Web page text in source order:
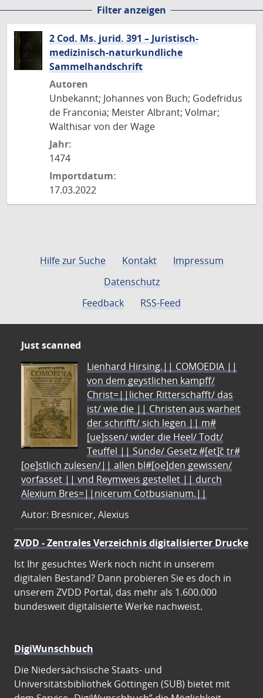
Filter anzeigen
2 Cod. Ms. jurid. 391 – Juristisch-
medizinisch-naturkundliche
Sammelhandschrift
Autoren
Unbekannt; Johannes von Buch; Godefridus
de Franconia; Meister Albrant; Volmar;
Walthisar von der Wage
Jahr:
1474
Importdatum:
17.03.2022
Hilfe zur Suche Kontakt
Impressum
Datenschutz
Feedback
RSS-Feed
Just scanned
Lienhard Hirsing.|| COMOEDIA ||
von dem geystlichen kampff/
Christ=||licher Ritterschafft/ das
ist/ wie die || Christen aus warheit
der schrifft/ sich legen || m#
[ue]ssen/ wider die Heel/ Todt/
Teuffel || Sünde/ Gesetz #[et]c̃ tr#
[oe]stlich zulesen/|| allen bl#[oe]den gewissen/
vorfasset || vnd Reymweis gestellet || durch
Alexium Bres=||nicerum Cotbusianum.||
Autor: Bresnicer, Alexius
ZVDD - Zentrales Verzeichnis digitalisierter Drucke
Ist Ihr gesuchtes Werk noch nicht in unserem
digitalen Bestand? Dann probieren Sie es doch in
unserem ZVDD Portal, das mehr als 1.600.000
bundesweit digitalisierte Werke nachweist.
DigiWunschbuch
Die Niedersächsische Staats- und
Universitätsbibliothek Göttingen (SUB) bietet mit